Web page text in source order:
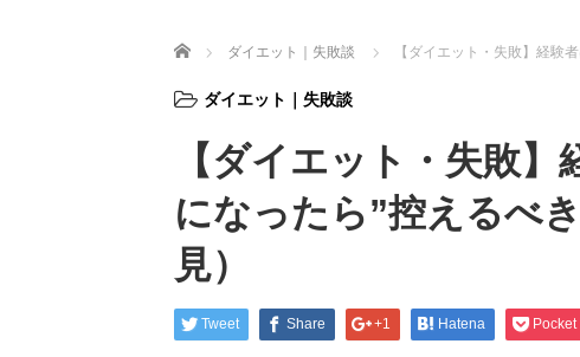
ホーム ダイエット｜失敗談 【ダイエット・失敗】経験
ダイエット｜失敗談
【ダイエット・失敗
になったら”控えるべ
見）
Tweet Share +1 Hatena Pocket